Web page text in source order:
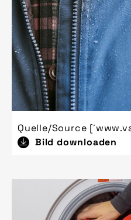
Quelle/Source
Bild downloaden